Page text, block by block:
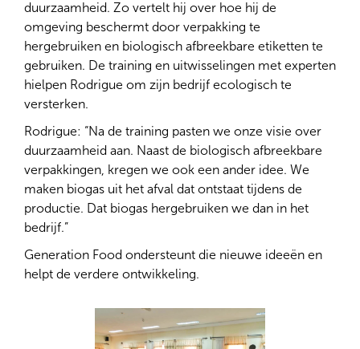
duurzaamheid. Zo vertelt hij over hoe hij de
omgeving beschermt door verpakking te
hergebruiken en biologisch afbreekbare etiketten te
gebruiken. De training en uitwisselingen met experten
hielpen Rodrigue om zijn bedrijf ecologisch te
versterken.
Rodrigue: “Na de training pasten we onze visie over
duurzaamheid aan. Naast de biologisch afbreekbare
verpakkingen, kregen we ook een ander idee. We
maken biogas uit het afval dat ontstaat tijdens de
productie. Dat biogas hergebruiken we dan in het
bedrijf.”
Generation Food ondersteunt die nieuwe ideeën en
helpt de verdere ontwikkeling.